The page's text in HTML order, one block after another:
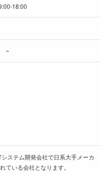
18:00
~
ステム開発会社で日系大手メーカ
ている会社となります。